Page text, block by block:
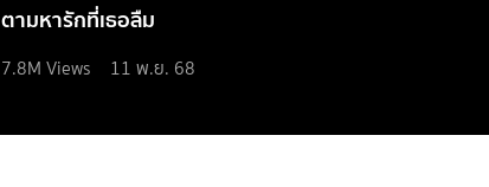
ตามหารักที่เธอลืม
7.8M Views 11 พ.ย. 68